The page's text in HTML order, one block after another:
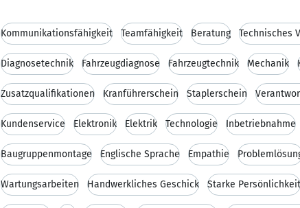
Kommunikationsfähigkeit Teamfähigkeit Beratung Technisches
Diagnosetechnik Fahrzeugdiagnose Fahrzeugtechnik Mechanik
Zusatzqualifikationen Kranführerschein Staplerschein
Kundenservice Elektronik Elektrik Technologie Inbetriebnahme
Baugruppenmontage Englische Sprache Empathie
Wartungsarbeiten Handwerkliches Geschick Starke Persönlichkeit